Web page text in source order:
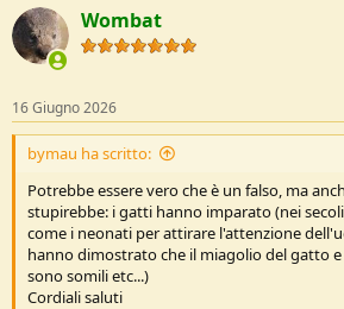
i
o
n
:
Wombat
16 Giugno 2026
bymau ha scritto:
Potrebbe essere vero che è un falso, ma
stupirebbe: i gatti hanno imparato (nei
come i neonati per attirare l'attenzione
hanno dimostrato che il miagolio del gatto
sono somili etc...)
Cordiali saluti